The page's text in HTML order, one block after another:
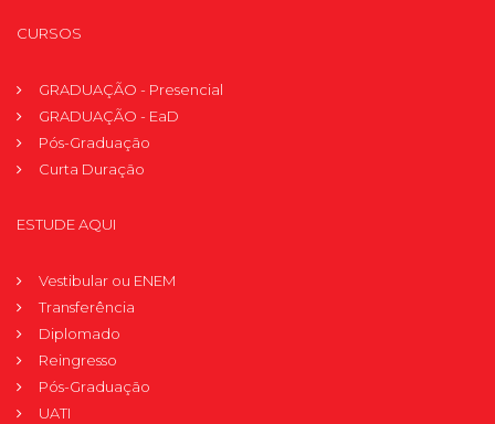
CURSOS
GRADUAÇÃO - Presencial
GRADUAÇÃO - EaD
Pós-Graduação
Curta Duração
ESTUDE AQUI
Vestibular ou ENEM
Transferência
Diplomado
Reingresso
Pós-Graduação
UATI